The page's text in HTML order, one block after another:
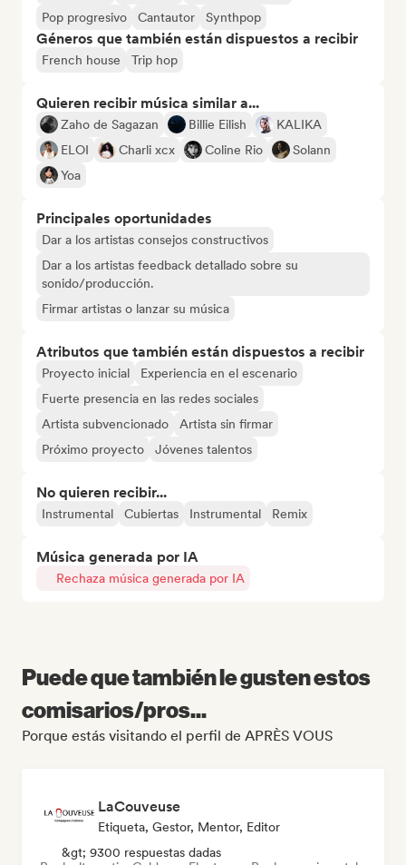
Pop progresivo
Cantautor Synthpop
Géneros que también están dispuestos a recibir
French house Trip hop
Quieren recibir música similar a...
Zaho de Sagazan Billie Eilish
KALIKA
ELOI
Charli xcx Coline Rio
Solann
Yoa
Principales oportunidades
Dar a los artistas consejos constructivos
Dar a los artistas feedback detallado sobre su
sonido/producción.
Firmar artistas o lanzar su música
Atributos que también están dispuestos a recibir
Proyecto inicial
Experiencia en el escenario
Fuerte presencia en las redes sociales
Artista subvencionado
Artista sin firmar
Próximo proyecto
Jóvenes talentos
No quieren recibir...
Instrumental Cubiertas Instrumental Remix
Música generada por IA
Rechaza música generada por IA
Puede que también le gusten estos
comisarios/pros...
Porque estás visitando el perfil de APRÈS VOUS
LaCouveuse
Etiqueta, Gestor, Mentor, Editor
&gt; 9300 respuestas dadas